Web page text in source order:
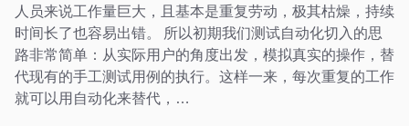
人员来说工作量巨大，且基本是重复劳动，极其枯燥，持续
时间长了也容易出错。 所以初期我们测试自动化切入的思
路非常简单：从实际用户的角度出发，模拟真实的操作，替
代现有的手工测试用例的执行。这样一来，每次重复的工作
就可以用自动化来替代，…